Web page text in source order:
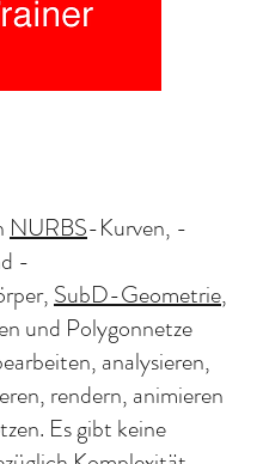
NURBS-Kurven, -
-
SubD-Geometrie,
und Polygonnetze
analysieren,
rendern, animieren
Es gibt keine